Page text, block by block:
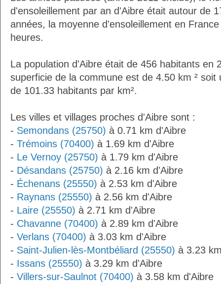
d'ensoleillement par an d'Aibre était autour de
années, la moyenne d'ensoleillement en
heures.
La population d'Aibre était de 456 habitants en
superficie de la commune est de 4.50 km ² soit
de 101.33 habitants par km².
Les villes et villages proches d'Aibre sont :
- Semondans (25750) à 0.71 km d'Aibre
- Trémoins (70400) à 1.69 km d'Aibre
- Le Vernoy (25750) à 1.79 km d'Aibre
- Désandans (25750) à 2.16 km d'Aibre
- Échenans (25550) à 2.53 km d'Aibre
- Raynans (25550) à 2.56 km d'Aibre
- Laire (25550) à 2.71 km d'Aibre
- Chavanne (70400) à 2.89 km d'Aibre
- Verlans (70400) à 3.03 km d'Aibre
- Saint-Julien-lès-Montbéliard (25550) à 3.23
- Issans (25550) à 3.29 km d'Aibre
- Villers-sur-Saulnot (70400) à 3.58 km d'Aibre